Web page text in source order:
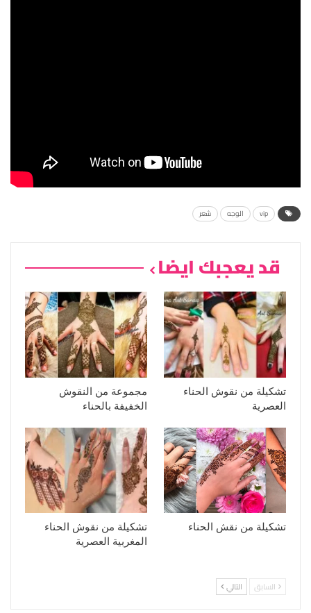
vip الوجه شعر
قد يعجبك ايضا
تشكيلة من نقوش الحناء
العصرية
مجموعة من النقوش
الخفيفة بالحناء
تشكيلة من نقش الحناء
تشكيلة من نقوش الحناء
المغربية العصرية
السابق التالي